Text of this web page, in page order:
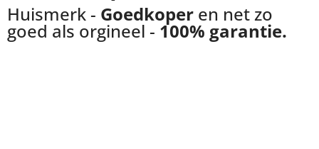
Huismerk - Goedkoper en net zo
goed als orgineel - 100% garantie.